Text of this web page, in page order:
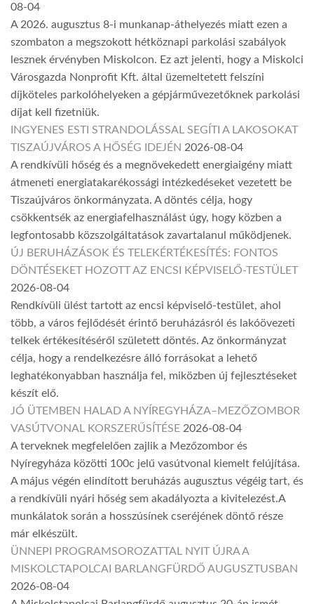
08-04
A 2026. augusztus 8-i munkanap-áthelyezés miatt ezen a
szombaton a megszokott hétköznapi parkolási szabályok
lesznek érvényben Miskolcon. Ez azt jelenti, hogy a Miskolci
Városgazda Nonprofit Kft. által üzemeltetett felszíni
díjköteles parkolóhelyeken a gépjárművezetőknek parkolási
díjat kell fizetniük.
INGYENES ESTI STRANDOLÁSSAL SEGÍTI A LAKOSOKAT
TISZAÚJVÁROS A HŐSÉG IDEJÉN 2026-08-04
A rendkívüli hőség és a megnövekedett energiaigény miatt
átmeneti energiatakarékossági intézkedéseket vezetett be
Tiszaújváros önkormányzata. A döntés célja, hogy
csökkentsék az energiafelhasználást úgy, hogy közben a
legfontosabb közszolgáltatások zavartalanul működjenek.
ÚJ BERUHÁZÁSOK ÉS TELEKÉRTÉKESÍTÉS: FONTOS
DÖNTÉSEKET HOZOTT AZ ENCSI KÉPVISELŐ-TESTÜLET
2026-08-04
Rendkívüli ülést tartott az encsi képviselő-testület, ahol
több, a város fejlődését érintő beruházásról és lakóövezeti
telkek értékesítéséről született döntés. Az önkormányzat
célja, hogy a rendelkezésre álló forrásokat a lehető
leghatékonyabban használja fel, miközben új fejlesztéseket
készít elő.
JÓ ÜTEMBEN HALAD A NYÍREGYHÁZA–MEZŐZOMBOR
VASÚTVONAL KORSZERŰSÍTÉSE 2026-08-04
A terveknek megfelelően zajlik a Mezőzombor és
Nyíregyháza közötti 100c jelű vasútvonal kiemelt felújítása.
A május végén elindított beruházás augusztus végéig tart, és
a rendkívüli nyári hőség sem akadályozta a kivitelezést.A
munkálatok során a hosszúsínek cseréjének döntő része
már elkészült.
ÜNNEPI PROGRAMSOROZATTAL NYIT ÚJRA A
MISKOLCTAPOLCAI BARLANGFÜRDŐ AUGUSZTUSBAN
2026-08-04